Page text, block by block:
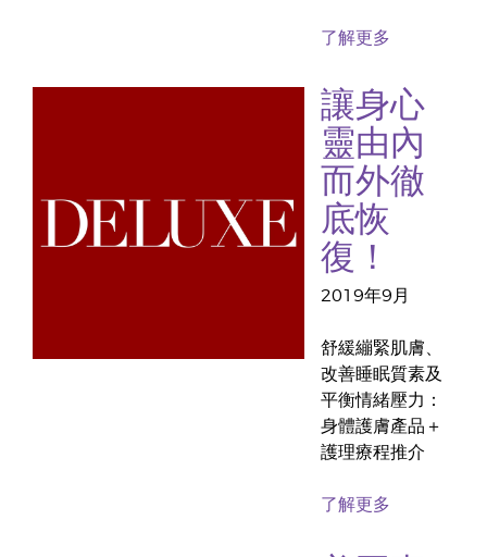
了解更多
讓身心
靈由內
而外徹
底恢
復！
2019年9月
舒緩繃緊肌膚、
改善睡眠質素及
平衡情緒壓力：
身體護膚產品＋
護理療程推介
了解更多